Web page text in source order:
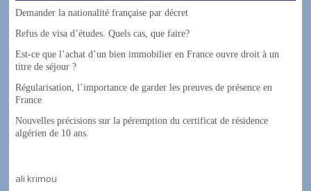
Demander la nationalité française par décret
Refus de visa d’études. Quels cas, que faire?
Est-ce que l’achat d’un bien immobilier en France ouvre droit à un
titre de séjour ?
Régularisation, l’importance de garder les preuves de présence en
France
Nouvelles précisions sur la péremption du certificat de résidence
algérien de 10 ans.
ali krimou